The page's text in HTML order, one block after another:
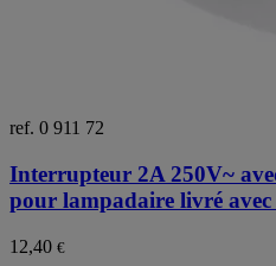
ref. 0 911 72
Interrupteur 2A 250V~
pour lampadaire livré avec
12,40 €